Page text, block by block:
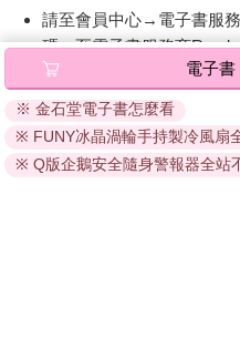
「意志」著眼於我們生育力中
人工流產合法且在文化上也為
要勇氣和決心。這部分的許多
生與死，重新取回道德權威，
生俱來的權利──無論是Alexis
十世紀末的一句軍隊口號「盡
是一百年前的Edith Södergran
請至會員中心→電子書服
碼』至電子書服務商
退換貨須知：
因版權保護，您在金石堂
的閱讀軟體開啟閱讀，無
依據「消費者保護法」第
電子書
※ 金石堂電子書怎麼看
※ FUNY冰晶渦輪手持製冷風扇
※ Q版企鵝安全隨身警報器全站